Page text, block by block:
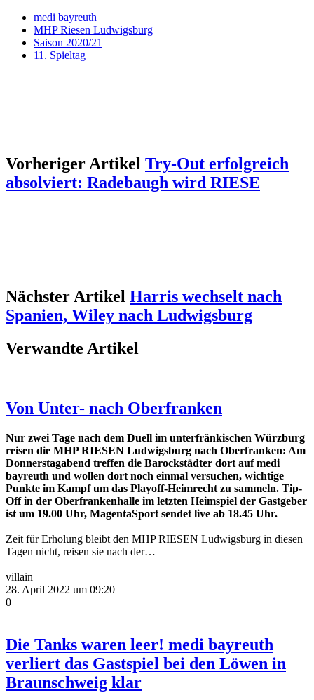
medi bayreuth
MHP Riesen Ludwigsburg
Saison 2020/21
11. Spieltag
Vorheriger Artikel Try-Out erfolgreich
absolviert: Radebaugh wird RIESE
Nächster Artikel Harris wechselt nach
Spanien, Wiley nach Ludwigsburg
Verwandte Artikel
Von Unter- nach Oberfranken
Nur zwei Tage nach dem Duell im unterfränkischen Würzburg
reisen die MHP RIESEN Ludwigsburg nach Oberfranken: Am
Donnerstagabend treffen die Barockstädter dort auf medi
bayreuth und wollen dort noch einmal versuchen, wichtige
Punkte im Kampf um das Playoff-Heimrecht zu sammeln. Tip-
Off in der Oberfrankenhalle im letzten Heimspiel der Gastgeber
ist um 19.00 Uhr, MagentaSport sendet live ab 18.45 Uhr.
Zeit für Erholung bleibt den MHP RIESEN Ludwigsburg in diesen
Tagen nicht, reisen sie nach der…
villain
28. April 2022 um 09:20
0
Die Tanks waren leer! medi bayreuth
verliert das Gastspiel bei den Löwen in
Braunschweig klar